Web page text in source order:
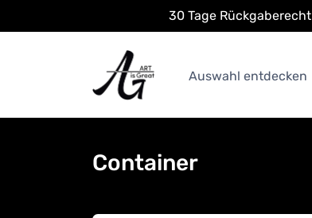
30 Tage Rückgaberecht
Auswahl entdecken
Container